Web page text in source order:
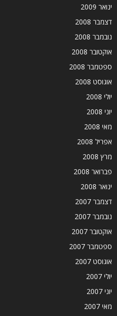
ינואר 2009
דצמבר 2008
נובמבר 2008
אוקטובר 2008
ספטמבר 2008
אוגוסט 2008
יולי 2008
יוני 2008
מאי 2008
אפריל 2008
מרץ 2008
פברואר 2008
ינואר 2008
דצמבר 2007
נובמבר 2007
אוקטובר 2007
ספטמבר 2007
אוגוסט 2007
יולי 2007
יוני 2007
מאי 2007